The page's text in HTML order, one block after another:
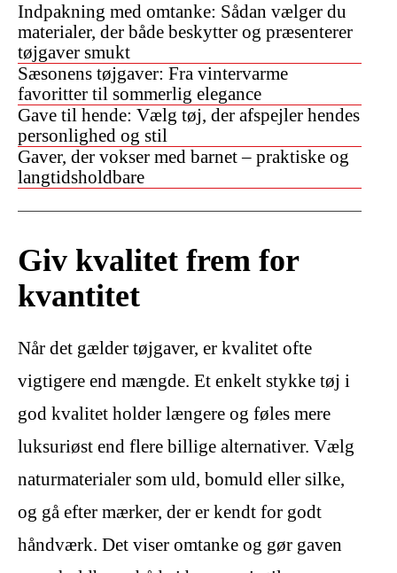
Indpakning med omtanke: Sådan vælger du
materialer, der både beskytter og præsenterer
tøjgaver smukt
Sæsonens tøjgaver: Fra vintervarme
favoritter til sommerlig elegance
Gave til hende: Vælg tøj, der afspejler hendes
personlighed og stil
Gaver, der vokser med barnet – praktiske og
langtidsholdbare
Giv kvalitet frem for
kvantitet
Når det gælder tøjgaver, er kvalitet ofte
vigtigere end mængde. Et enkelt stykke tøj i
god kvalitet holder længere og føles mere
luksuriøst end flere billige alternativer. Vælg
naturmaterialer som uld, bomuld eller silke,
og gå efter mærker, der er kendt for godt
håndværk. Det viser omtanke og gør gaven